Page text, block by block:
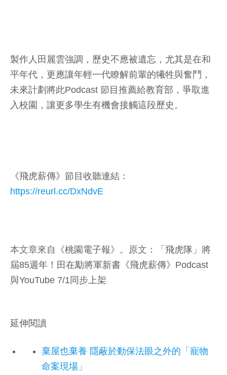
製作人田麗雲強調，歷史不應被遺忘，尤其是在和
平年代，更應讓年輕一代瞭解前輩的犧牲與奮鬥，
未來計劃將此Podcast 節目推薦給教育部，爭取進
入校園，讓更多學生有機會接觸這段歷史。
《飛虎薪傳》節目收聽連結：
https://reurl.cc/DxNdvE
本文章來自《桃園電子報》。原文：
「飛虎隊」將
屆85週年！田在勱將軍新書《飛虎薪傳》Podcast
與YouTube 7/1同步上架
延伸閱讀
棄屋也棄養 隱蔽於動保法眼之外的「寵物
命案現場」